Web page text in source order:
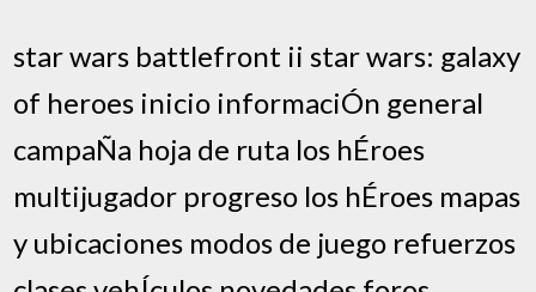
star wars battlefront ii star wars: galaxy
of heroes inicio informaciÓn general
campaÑa hoja de ruta los hÉroes
multijugador progreso los hÉroes mapas
y ubicaciones modos de juego refuerzos